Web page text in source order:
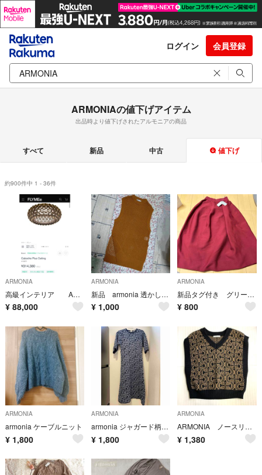
ログイン 会員登録
ARMONIAの値下げアイテム
出品時より値下げされたアルモニアの商品
すべて 新品 中古 値下げ
約900件中 1 - 36件
ARMONIA
高級インテリア ACTUS 照明 バーニーズニューヨーク
¥ 88,000
ARMONIA
新品 armonia 透かし編みロングジレ
¥ 1,000
ARMONIA
新品タグ付き グリーンパークス armonia バルーンニットスカート
¥ 800
ARMONIA
armonia ケーブルニット
¥ 1,800
ARMONIA
armonia ジャガード柄ワンピース ニットワンピース
¥ 1,800
ARMONIA
ARMONIA ノースリーブ ニットベスト Vネック 60531501
¥ 1,380